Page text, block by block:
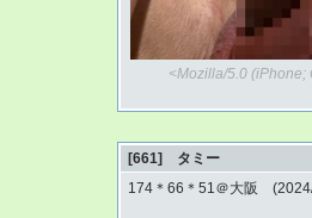
<Mozilla/5.0 (iPhone;
[661] タミー
174＊66＊51＠大阪